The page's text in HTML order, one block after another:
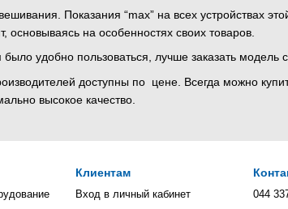
Показания “max” на всех устройствах
основываясь на особенностях своих товаров.
удобно пользоваться, лучше заказать
доступны по цене. Всегда можно
высокое качество.
Клиентам
Вход в личный кабинет
044